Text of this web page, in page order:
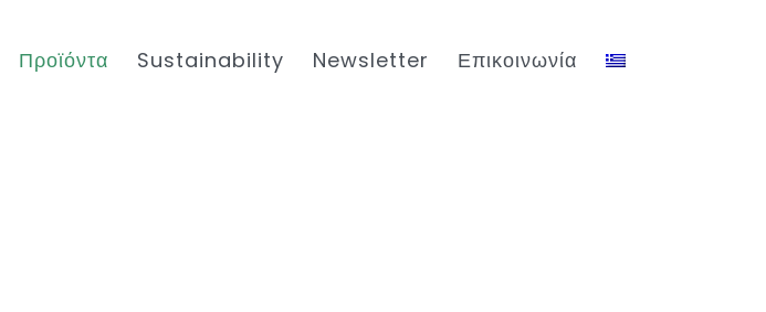
Προϊόντα Sustainability Newsletter Επικοινωνία